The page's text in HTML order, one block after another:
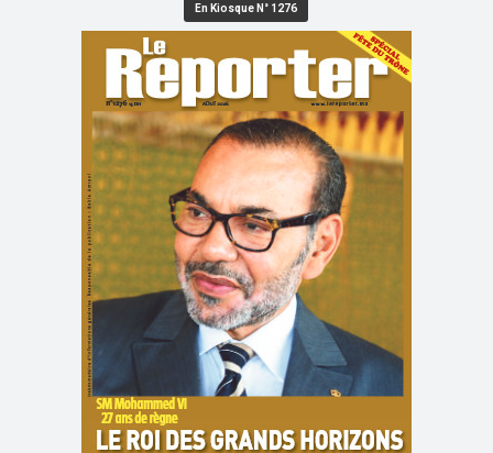
En Kiosque N° 1276